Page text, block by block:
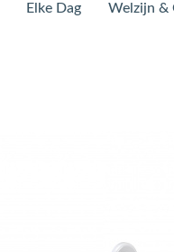
Elke Dag Welzijn &